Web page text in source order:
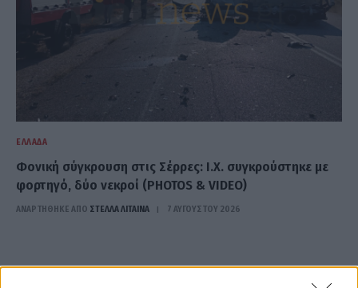
ΕΛΛΆΔΑ
Φονική σύγκρουση στις Σέρρες: Ι.Χ. συγκρούστηκε με
φορτηγό, δύο νεκροί (PHOTOS & VIDEO)
ΑΝΑΡΤΗΘΗΚΕ ΑΠΟ ΣΤΈΛΛΑ ΛΊΤΑΙΝΑ 7 ΑΥΓΟΎΣΤΟΥ 2026